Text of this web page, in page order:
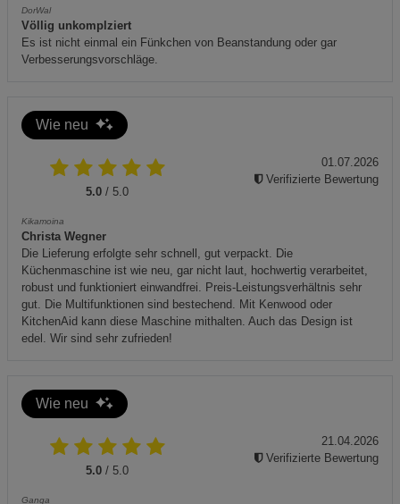
DorWal
Völlig unkomplziert
Es ist nicht einmal ein Fünkchen von Beanstandung oder gar
Verbesserungsvorschläge.
Wie neu
5.0 / 5.0
Kikamoina
Christa Wegner
Die Lieferung erfolgte sehr schnell, gut verpackt. Die
Küchenmaschine ist wie neu, gar nicht laut, hochwertig verarbeitet,
robust und funktioniert einwandfrei. Preis-Leistungsverhältnis sehr
gut. Die Multifunktionen sind bestechend. Mit Kenwood oder
KitchenAid kann diese Maschine mithalten. Auch das Design ist
edel. Wir sind sehr zufrieden!
01.07.2026
Verifizierte Bewertung
Wie neu
5.0 / 5.0
Ganga
21.04.2026
Verifizierte Bewertung